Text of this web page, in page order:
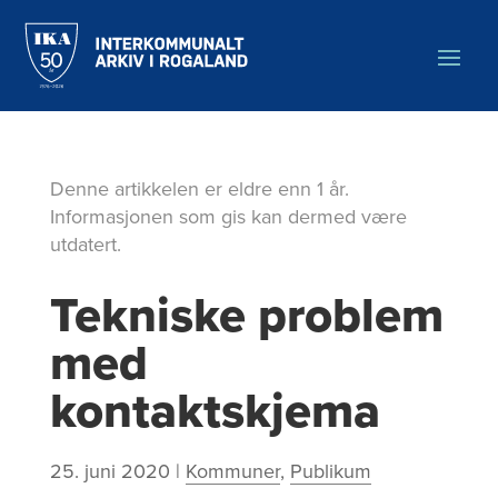
hovedinnholdet
Denne artikkelen er eldre enn 1 år.
Informasjonen som gis kan dermed være
utdatert.
Tekniske problem
med
kontaktskjema
25. juni 2020 | Kommuner, Publikum